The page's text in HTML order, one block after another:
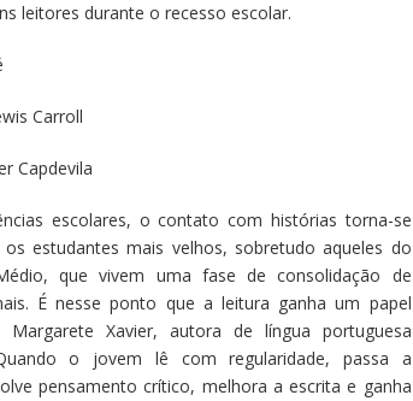
leitores durante o recesso escolar.
Carroll
Capdevila
escolares, o contato com histórias torna-se
estudantes mais velhos, sobretudo aqueles do
que vivem uma fase de consolidação de
É nesse ponto que a leitura ganha um papel
Xavier, autora de língua portuguesa
o jovem lê com regularidade, passa a
pensamento crítico, melhora a escrita e ganha